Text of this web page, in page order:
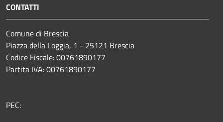
CONTATTI
Comune di Brescia
Piazza della Loggia, 1 - 25121 Brescia
Codice Fiscale: 00761890177
Partita IVA: 00761890177
PEC: